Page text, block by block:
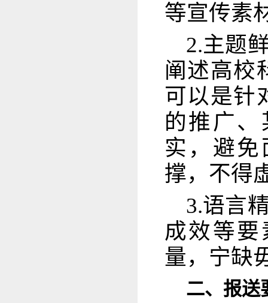
等宣传素
2.主题
阐述高校
可以是针
的推广
实，避
撑，不得
3.语言
成效等
量，宁缺
二、报送